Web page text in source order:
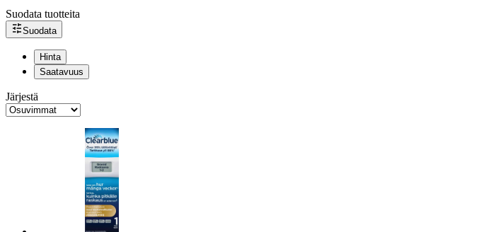
Suodata tuotteita
Suodata
Hinta
Saatavuus
Järjestä